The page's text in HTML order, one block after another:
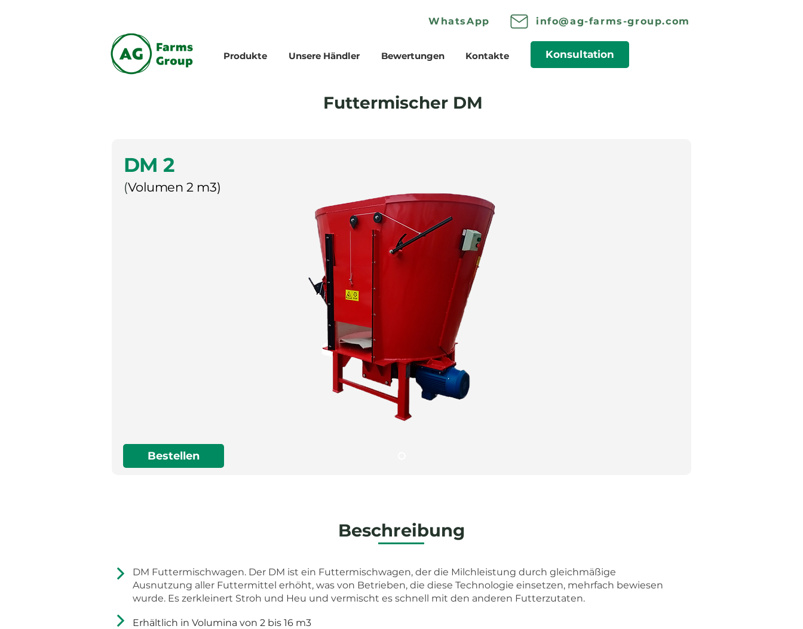
WhatsApp info@ag-farms-group.com
Produkte Unsere Händler Bewertungen Kontakte Konsultation
Futtermischer DM
DM 2
(Volumen 2 m3)
Bestellen
Beschreibung
DM Futtermischwagen. Der DM ist ein Futtermischwagen, der die Milchleistung durch gleichmäßige
Ausnutzung aller Futtermittel erhöht, was von Betrieben, die diese Technologie einsetzen, mehrfach bewiesen
wurde. Es zerkleinert Stroh und Heu und vermischt es schnell mit den anderen Futterzutaten.
Erhältlich in Volumina von 2 bis 16 m3